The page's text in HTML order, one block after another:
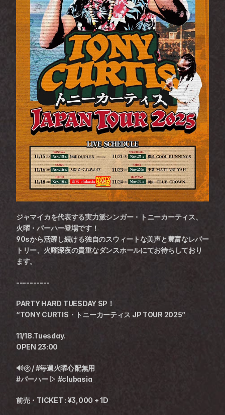
ジャマイカを代表する実力派シンガー・トニーカーティス、
火曜・パーハー登場です！
90sから活躍し続ける独自のスウィートな美声と豊富なレパー
トリー、火曜深夜の貴重なダンスホールにてお待ちしており
ます。
----------
PARTY HARD TUESDAY SP！
“TONY CURTIS・トニーカーティス JP TOUR 2025”
11/18.Tuesday.
OPEN 23:00
🔊㊋ / #毎週火曜心配無用
#パーハー ▷ #clubasia
前売・TICKET : ¥3,000 + 1D